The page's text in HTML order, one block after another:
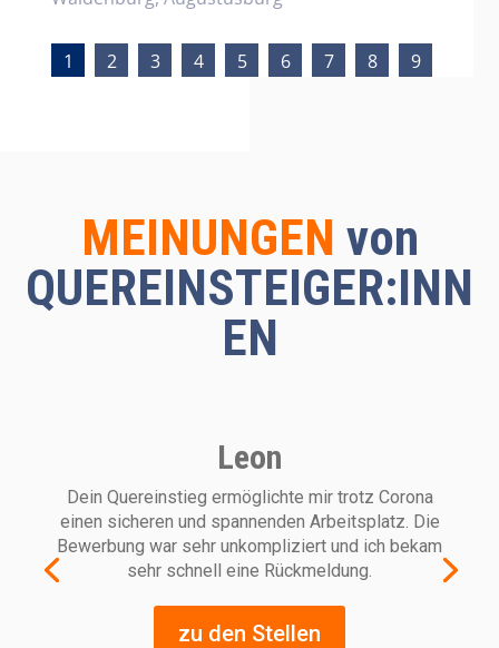
MEINUNGEN von
QUEREINSTEIGER:INN
EN
Leon
Dein Quereinstieg ermöglichte mir trotz Corona
einen sicheren und spannenden Arbeitsplatz. Die
Bewerbung war sehr unkompliziert und ich bekam
sehr schnell eine Rückmeldung.
zu den Stellen